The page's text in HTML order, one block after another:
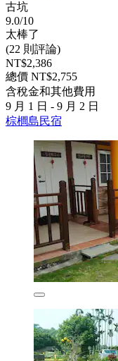
古坑
9.0/10
太棒了
(22 則評論)
NT$2,386
總價 NT$2,755
含稅金和其他費用
9 月 1 日 - 9 月 2 日
棕櫚島民宿